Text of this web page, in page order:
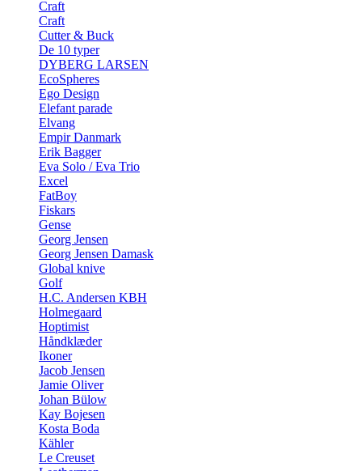
Craft
Craft
Cutter & Buck
De 10 typer
DYBERG LARSEN
EcoSpheres
Ego Design
Elefant parade
Elvang
Empir Danmark
Erik Bagger
Eva Solo / Eva Trio
Excel
FatBoy
Fiskars
Gense
Georg Jensen
Georg Jensen Damask
Global knive
Golf
H.C. Andersen KBH
Holmegaard
Hoptimist
Håndklæder
Ikoner
Jacob Jensen
Jamie Oliver
Johan Bülow
Kay Bojesen
Kosta Boda
Kähler
Le Creuset